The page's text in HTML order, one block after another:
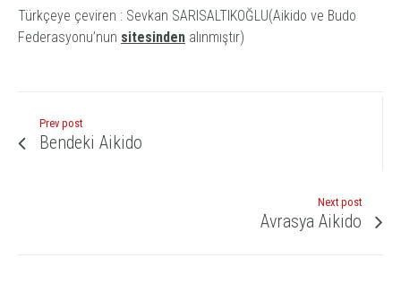
Türkçeye çeviren : Sevkan SARISALTIKOĞLU(Aikido ve Budo
Federasyonu’nun sitesinden alınmıştır)
Prev post
Bendeki Aikido
Next post
Avrasya Aikido